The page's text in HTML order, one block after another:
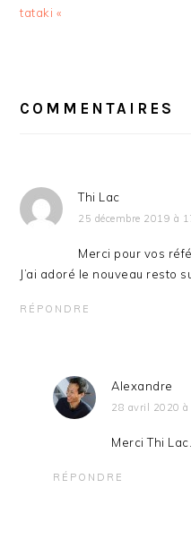
précédent
tataki «
DU
COMMENTAIRES
Thi Lac
25 décembre 2019 à
Merci pour vos
J’ai adoré le nouveau resto
RÉPONDRE
Alexandre
28 avril 2020
Merci Thi
RÉPONDRE